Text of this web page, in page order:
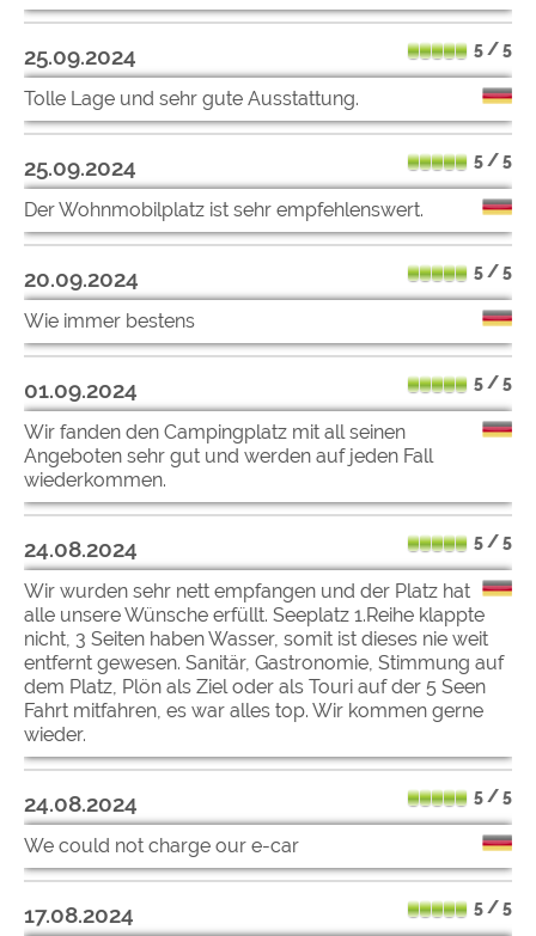
25.09.2024 5 / 5
Tolle Lage und sehr gute Ausstattung.
25.09.2024 5 / 5
Der Wohnmobilplatz ist sehr empfehlenswert.
20.09.2024 5 / 5
Wie immer bestens
01.09.2024 5 / 5
Wir fanden den Campingplatz mit all seinen
Angeboten sehr gut und werden auf jeden Fall
wiederkommen.
24.08.2024 5 / 5
Wir wurden sehr nett empfangen und der Platz hat
alle unsere Wünsche erfüllt. Seeplatz 1.Reihe klappte
nicht, 3 Seiten haben Wasser, somit ist dieses nie weit
entfernt gewesen. Sanitär, Gastronomie, Stimmung auf
dem Platz, Plön als Ziel oder als Touri auf der 5 Seen
Fahrt mitfahren, es war alles top. Wir kommen gerne
wieder.
24.08.2024 5 / 5
We could not charge our e-car
17.08.2024 5 / 5